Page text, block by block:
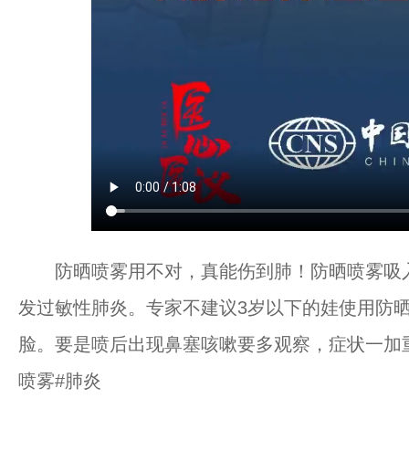
防晒喷雾用不对，真能伤到肺！防晒喷雾吸
发过敏性肺炎。专家不建议3岁以下的娃使用防
脸。要是喷后出现鼻塞咳嗽要多观察，症状一
喷雾#肺炎